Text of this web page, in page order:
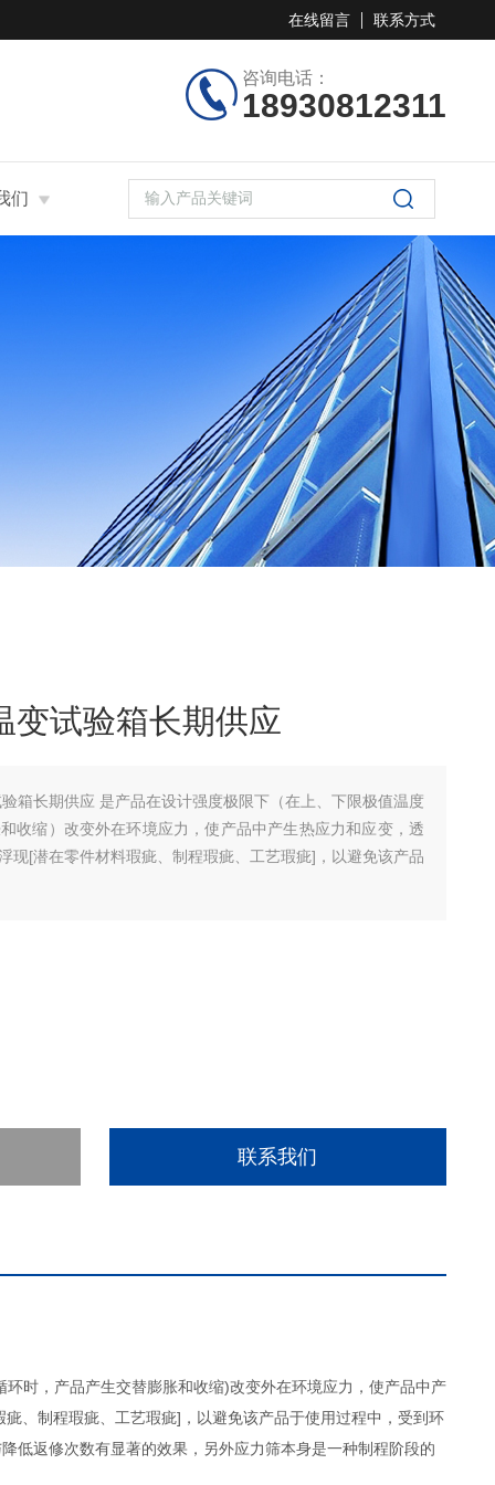
在线留言 联系方式
咨询电话：
18930812311
们
变试验箱长期供应
箱长期供应 是产品在设计强度极限下（在上、下限极值温度
收缩）改变外在环境应力，使产品中产生热应力和应变，透
现[潜在零件材料瑕疵、制程瑕疵、工艺瑕疵]，以避免该产品
联系我们
时，产品产生交替膨胀和收缩)改变外在环境应力，使产品中产
、制程瑕疵、工艺瑕疵]，以避免该产品于使用过程中，受到环
低返修次数有显著的效果，另外应力筛本身是一种制程阶段的